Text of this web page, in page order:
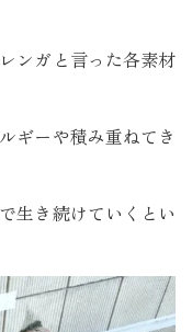
ンガと言った各素材
ギーや積み重ねてき
生き続けていくとい